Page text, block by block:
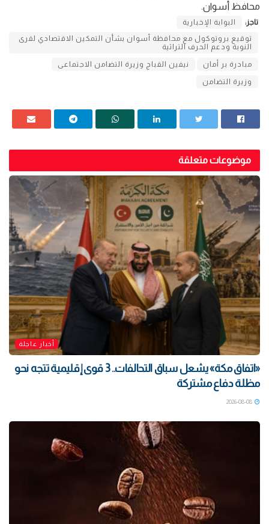
محافظ أسوان.
تاجز:
البوابة الإخبارية
توقيع بروتوكول مع محافظة أسوان بشأن التمكين الاقتصادي لقرى
النوبة ودعم الحرف التراثية
مبادرة بر أمان نيفين القباج وزيرة التضامن الاجتماعى
وزيرة التضامن
موضوعات متعلقة
أخبار عاجلة
«اتفاق مكة» يشعل سباق التحالفات.. 3 قوى إقليمية تتجه نحو
مظلة دفاع مشتركة